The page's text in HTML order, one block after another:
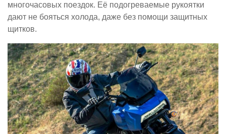
многочасовых поездок. Её подогреваемые рукоятки
дают не бояться холода, даже без помощи защитных
щитков.